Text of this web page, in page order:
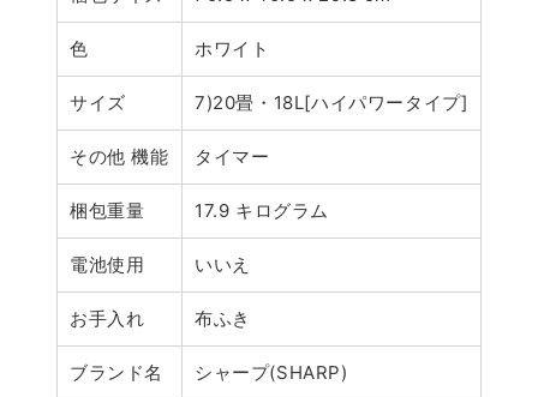
色 ホワイト
サイズ 7)20畳・18L[ハイパワータイプ]
その他 機能 タイマー
梱包重量 17.9 キログラム
電池使用 いいえ
お手入れ 布ふき
ブランド名 シャープ(SHARP)